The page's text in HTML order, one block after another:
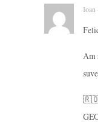
Ioan
Am
🇷🇴